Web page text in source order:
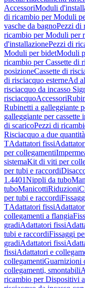
AccessoriModuli
di ricambio per Moduli
vasche da bagnoPezzi di
ricambio per Moduli per
d'installazionePezzi di
Moduli per bidetModuli
ricambio per Cassette di
posizioneCassette di
di risciacquo esterneAd
risciacquo da incasso
risciacquoAccessori
Rubinetti a galleggiante
galleggiante per cassette
di scaricoPezzi di
Risciacquo a due quantità
TAdattatori fissi
per collegamenti
sistemaKit di viti per
per tubi e raccordi
1.4401Nippli da tubo
tuboManicottiRiduzioni
per tubi e raccordi
TAdattatori fissi
collegamenti a flangia
gradiAdattatori fissi
tubi e raccordiFissaggi
gradiAdattatori fissi
fissiAdattatori e
collegamentiGuarnizioni
collegamenti, smontabili
ricambio per Dispositivi